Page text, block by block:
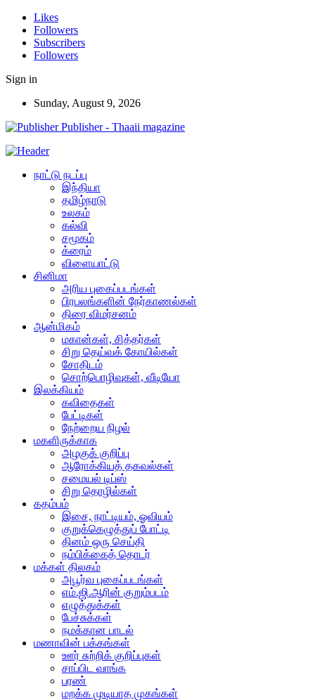
Likes
Followers
Subscribers
Followers
Sign in
Sunday, August 9, 2026
Publisher - Thaaii magazine
நாட்டு நடப்பு
இந்தியா
தமிழ்நாடு
உலகம்
கல்வி
சமூகம்
க்ரைம்
விளையாட்டு
சினிமா
அரிய புகைப்படங்கள்
பிரபலங்களின் நேர்காணல்கள்
திரை விமர்சனம்
ஆன்மிகம்
மகான்கள், சித்தர்கள்
சிறு தெய்வக் கோயில்கள்
சோதிடம்
சொற்பொழிவுகள், வீடியோ
இலக்கியம்
கவிதைகள்
பேட்டிகள்
நேற்றைய நிழல்
மகளிருக்காக
அழகுக் குறிப்பு
ஆரோக்கியத் தகவல்கள்
சமையல் டிப்ஸ்
சிறு தொழில்கள்
கதம்பம்
இசை, நாட்டியம், ஓவியம்
குறுக்கெழுத்துப் போட்டி
தினம் ஒரு செய்தி
நம்பிக்கைத் தொடர்
மக்கள் திலகம்
அபூர்வ புகைப்படங்கள்
எம்.ஜி.ஆரின் குறும்படம்
எழுத்துக்கள்
பேச்சுக்கள்
நமக்கான பாடல்
மணாவின் பக்கங்கள்
ஊர் சுற்றிக் குறிப்புகள்
சாப்பிட வாங்க
பரண்
மறக்க முடியாத முகங்கள்